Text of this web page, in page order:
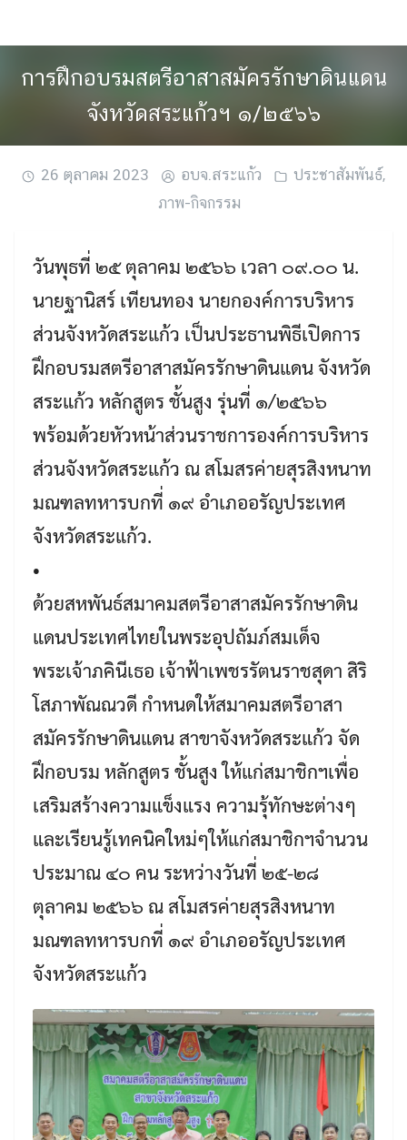
การฝึกอบรมสตรีอาสาสมัครรักษาดินแดน
จังหวัดสระแก้วฯ ๑/๒๕๖๖
26 ตุลาคม 2023 อบจ.สระแก้ว ประชาสัมพันธ์,
ภาพ-กิจกรรม
วันพุธที่ ๒๕ ตุลาคม ๒๕๖๖ เวลา ๐๙.๐๐ น.
นายฐานิสร์ เทียนทอง นายกองค์การบริหาร
ส่วนจังหวัดสระแก้ว เป็นประธานพิธีเปิดการ
ฝึกอบรมสตรีอาสาสมัครรักษาดินแดน จังหวัด
สระแก้ว หลักสูตร ชั้นสูง รุ่นที่ ๑/๒๕๖๖
พร้อมด้วยหัวหน้าส่วนราชการองค์การบริหาร
ส่วนจังหวัดสระแก้ว ณ สโมสรค่ายสุรสิงหนาท
มณฑลทหารบกที่ ๑๙ อำเภออรัญประเทศ
จังหวัดสระแก้ว.
•
ด้วยสหพันธ์สมาคมสตรีอาสาสมัครรักษาดิน
แดนประเทศไทยในพระอุปถัมภ์สมเด็จ
พระเจ้าภคินีเธอ เจ้าฟ้าเพชรรัตนราชสุดา สิริ
โสภาพัณณวดี กำหนดให้สมาคมสตรีอาสา
สมัครรักษาดินแดน สาขาจังหวัดสระแก้ว จัด
ฝึกอบรม หลักสูตร ชั้นสูง ให้แก่สมาชิกฯเพื่อ
เสริมสร้างความแข็งแรง ความรุ้ทักษะต่างๆ
และเรียนรู้เทคนิคใหม่ๆให้แก่สมาชิกฯจำนวน
ประมาณ ๔๐ คน ระหว่างวันที่ ๒๕-๒๘
ตุลาคม ๒๕๖๖ ณ สโมสรค่ายสุรสิงหนาท
มณฑลทหารบกที่ ๑๙ อำเภออรัญประเทศ
จังหวัดสระแก้ว